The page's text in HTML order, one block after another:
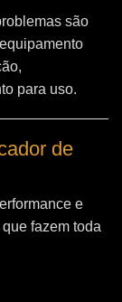
são
para uso.
de
e
fazem toda